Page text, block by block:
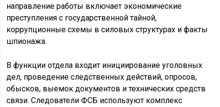
направление работы включает экономические
преступления с государственной тайной,
коррупционные схемы в силовых структурах и факты
шпионажа.
В функции отдела входит инициирование уголовных
дел, проведение следственных действий, опросов,
обысков, выемок документов и технических средств
связи. Следователи ФСБ используют комплекс